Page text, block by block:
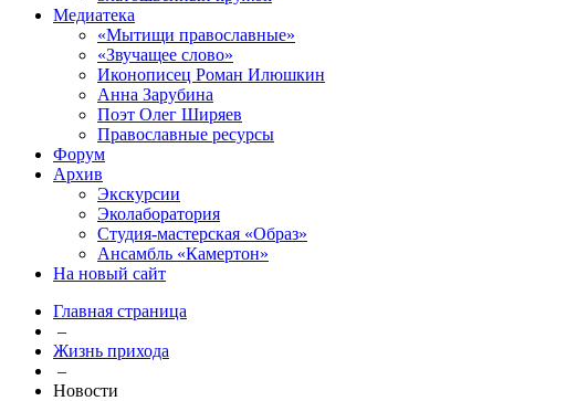
Медиатека
«Мытищи православные»
«Звучащее слово»
Иконописец Роман Илюшкин
Анна Зарубина
Поэт Олег Ширяев
Православные ресурсы
Форум
Архив
Экскурсии
Эколаборатория
Студия-мастерская «Образ»
Ансамбль «Камертон»
На новый сайт
Главная страница
–
Жизнь прихода
–
Новости